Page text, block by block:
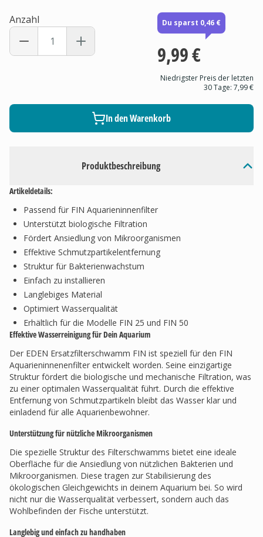
Produktbeschreibung
Artikeldetails:
Passend für FIN Aquarieninnenfilter
Unterstützt biologische Filtration
Fördert Ansiedlung von Mikroorganismen
Effektive Schmutzpartikelentfernung
Struktur für Bakterienwachstum
Einfach zu installieren
Langlebiges Material
Optimiert Wasserqualität
Erhältlich für die Modelle FIN 25 und FIN 50
Effektive Wasserreinigung für Dein Aquarium
Der EDEN Ersatzfilterschwamm FIN ist speziell für den FIN
Aquarieninnenenfilter entwickelt worden. Seine einzigartige
Struktur fördert die biologische und mechanische Filtration, was
zu einer optimalen Wasserqualität führt. Durch die effektive
Entfernung von Schmutzpartikeln bleibt das Wasser klar und
einladend für alle Aquarienbewohner.
Unterstützung für nützliche Mikroorganismen
Die spezielle Struktur des Filterschwamms bietet eine ideale
Oberfläche für die Ansiedlung von nützlichen Bakterien und
Mikroorganismen. Diese tragen zur Stabilisierung des
ökologischen Gleichgewichts in deinem Aquarium bei. So wird
nicht nur die Wasserqualität verbessert, sondern auch das
Wohlbefinden der Fische unterstützt.
Langlebig und einfach zu handhaben
Anzahl Du sparst 0,46 €
9,99 €
Niedrigster Preis der letzten
30 Tage: 7,99 €
In den Warenkorb